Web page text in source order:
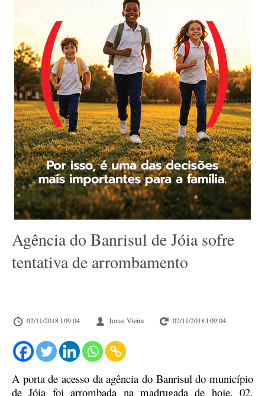
Agência do Banrisul de Jóia sofre
tentativa de arrombamento
02/11/2018 l 09:04 Jonas Vieira 02/11/2018 l 09:04
A porta de acesso da agência do Banrisul do município
de Jóia foi arrombada na madrugada de hoje, 02.